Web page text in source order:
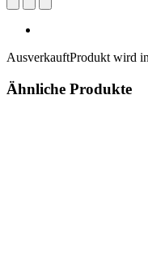
AusverkauftProdukt wird
Ähnliche Produkte